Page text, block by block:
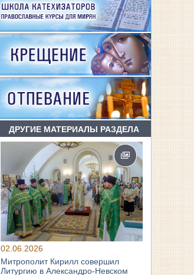
ДРУГИЕ МАТЕРИАЛЫ РАЗДЕЛА
02.06.2026
Митрополит Кирилл совершил
Литургию в Александро-Невском